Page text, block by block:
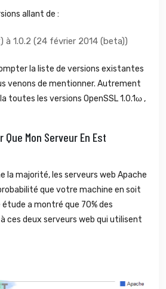
allant de :
à 1.0.2 (24 février 2014 (beta))
la liste de versions existantes
venons de mentionner. Autrement
toutes les versions OpenSSL 1.0.1ω ,
Mon Serveur En Est
la majorité, les serveurs web Apache
que votre machine en soit
a montré que 70% des
ces deux serveurs web qui utilisent